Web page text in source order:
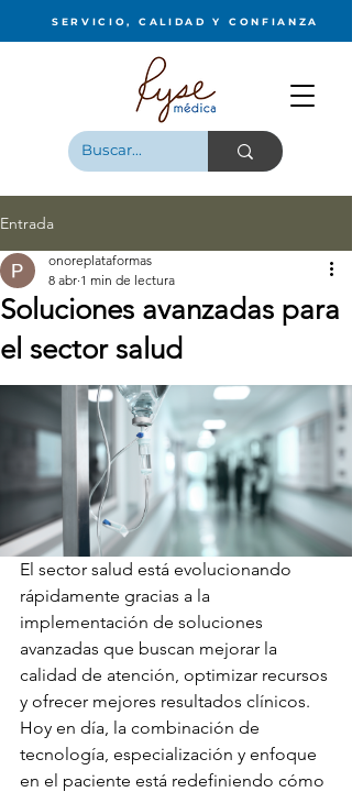
SERVICIO, CALIDAD Y CONFIANZA
Entrada
Soluciones avanzadas para
el sector salud
onoreplataformas
8 abr 1 min de lectura
El sector salud está evolucionando
rápidamente gracias a la
implementación de soluciones
avanzadas que buscan mejorar la
calidad de atención, optimizar recursos
y ofrecer mejores resultados clínicos.
Hoy en día, la combinación de
tecnología, especialización y enfoque
en el paciente está redefiniendo cómo